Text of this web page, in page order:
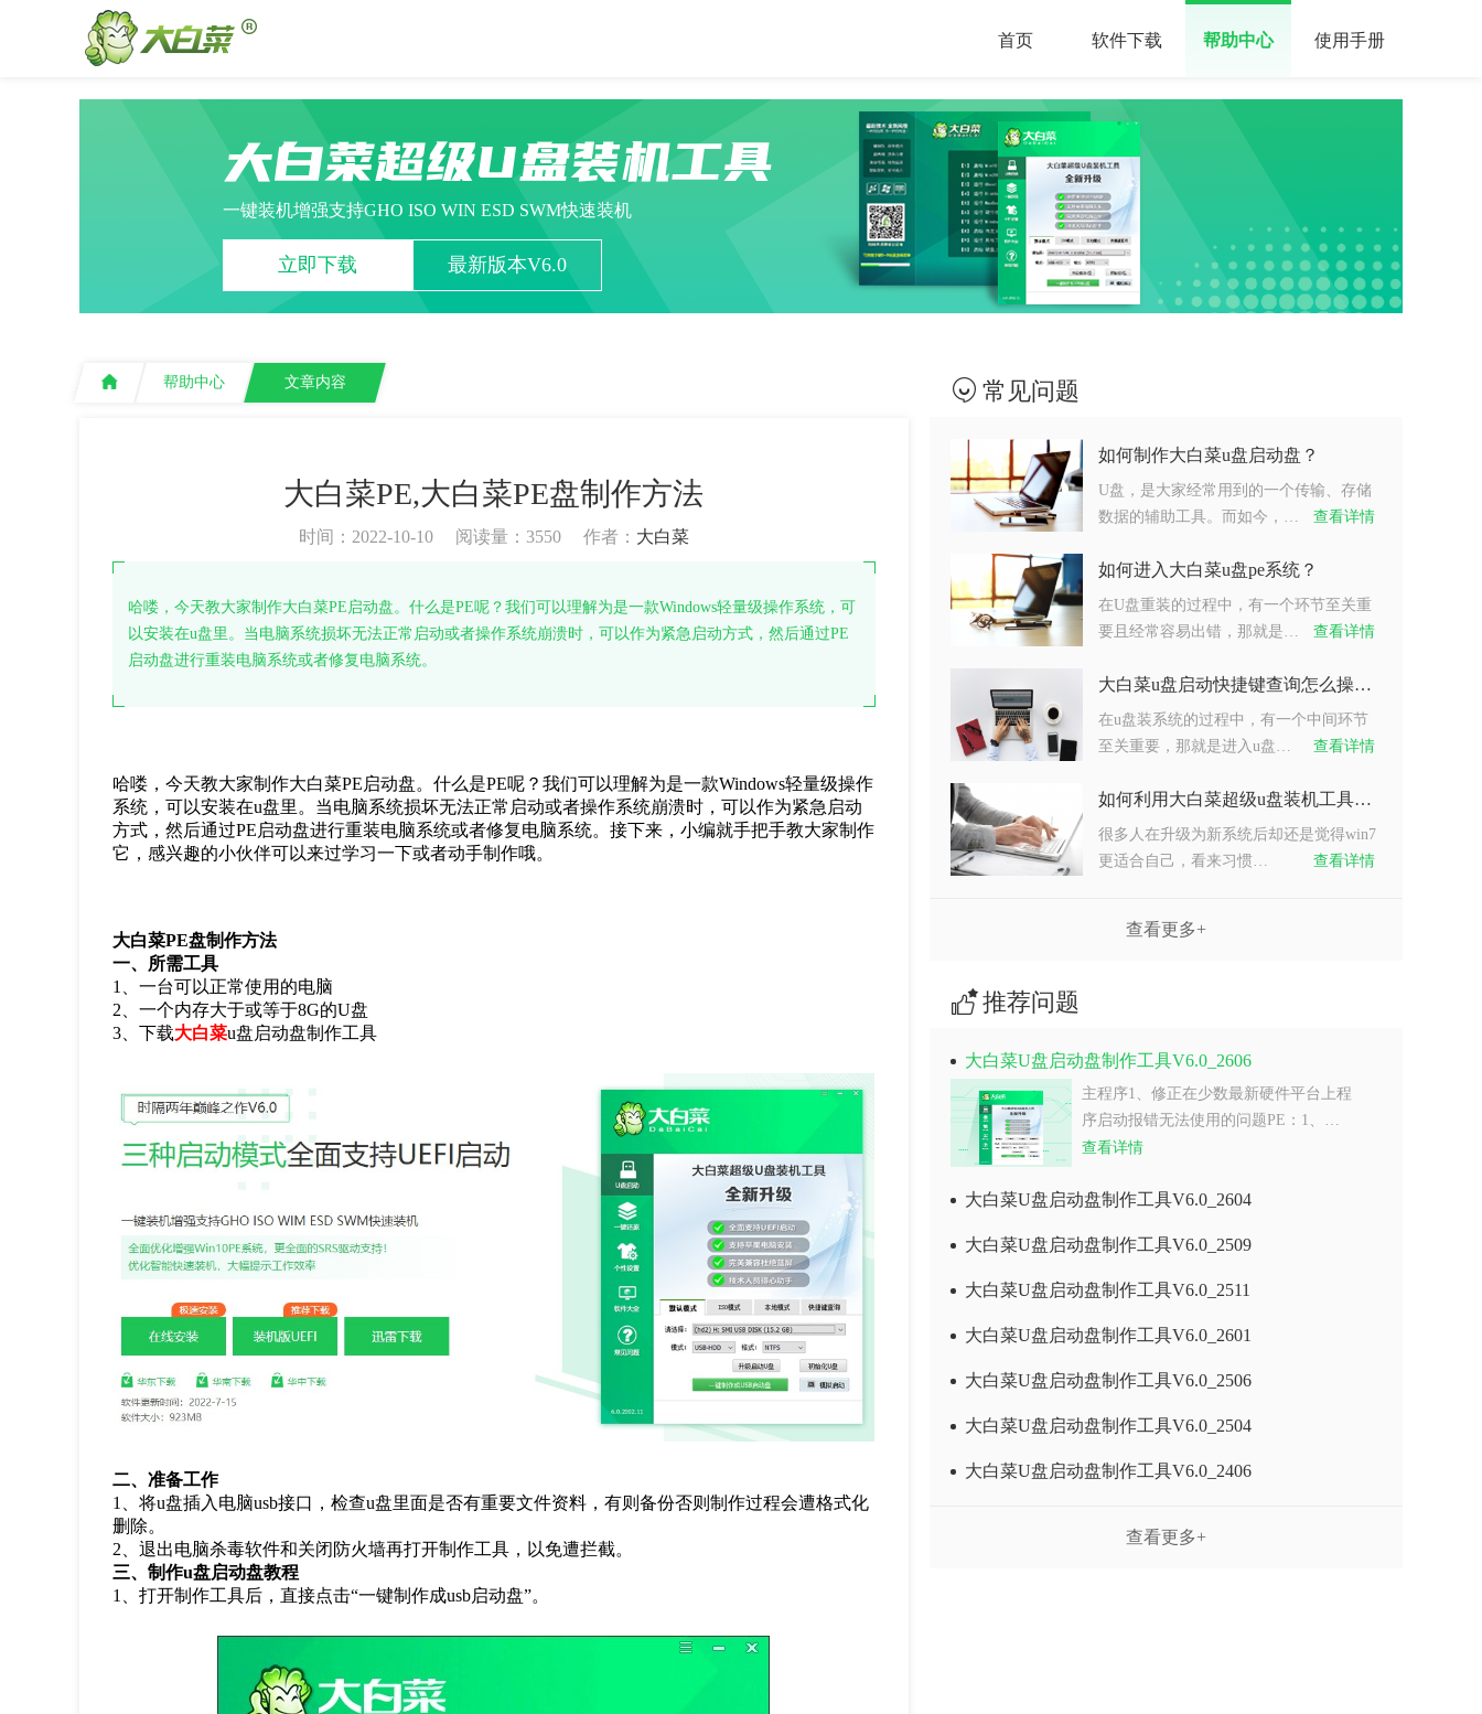
首页 软件下载 帮助中心 使用手册
大白菜超级U盘装机工具
一键装机增强支持GHO ISO WIN ESD SWM快速装机
立即下载 最新版本V6.0
帮助中心 文章内容
大白菜PE,大白菜PE盘制作方法
时间：2022-10-10 阅读量： 3550 作者： 大白菜
哈喽，今天教大家制作大白菜PE启动盘。什么是PE呢？我们可以理解为是一款Windows轻量级操作系统，可
以安装在u盘里。当电脑系统损坏无法正常启动或者操作系统崩溃时，可以作为紧急启动方式，然后通过PE
启动盘进行重装电脑系统或者修复电脑系统。
哈喽，今天教大家制作大白菜PE 启动盘。什么是PE呢？我们可以理解为是一款Windows轻量级操作
系统，可以安装在u盘里。当电脑系统损坏无法正常启动或者操作系统崩溃时，可以作为紧急启动
方式，然后通过PE 启动盘进行重装电脑系统或者修复电脑系统。接下来，小编就手把手教大家制作
它，感兴趣的小伙伴可以来过学习一下或者动手制作哦。
大白菜PE盘制作方法
一、所需工具
1
、一台可以正常使用的电脑
2 、一个内存大于或等于8G的U盘
3 、下载大白菜u盘启动盘制作工具
二、准备工作
1
、将u盘插入电脑usb接口，检查u盘里面是否有重要文件资料，有则备份否则制作过程会遭格式化
删除。
2 、退出电脑杀毒软件和关闭防火墙再打开制作工具，以免遭拦截。
三、制作u盘启动盘教程
1
、打开制作工具后，直接点击“一键制作成usb启动盘”。
常见问题
如何制作大白菜u盘启动盘？
U盘，是大家经常用到的一个传输、存储
数据的辅助工具。而如今，…
查看详情
如何进入大白菜u盘pe系统？
在U盘重装的过程中，有一个环节至关重
要且经常容易出错，那就是…
查看详情
大白菜u盘启动快捷键查询怎么操作？
在u盘装系统的过程中，有一个中间环节
至关重要，那就是进入u盘…
查看详情
如何利用大白菜超级u盘装机工具重装系统win7？
很多人在升级为新系统后却还是觉得win7
更适合自己，看来习惯…
查看详情
查看更多+
推荐问题
大白菜U盘启动盘制作工具V6.0_2606
主程序1、修正在少数最新硬件平台上程
序启动报错无法使用的问题PE：1、…
查看详情
大白菜U盘启动盘制作工具V6.0_2604
大白菜U盘启动盘制作工具V6.0_2509
大白菜U盘启动盘制作工具V6.0_2511
大白菜U盘启动盘制作工具V6.0_2601
大白菜U盘启动盘制作工具V6.0_2506
大白菜U盘启动盘制作工具V6.0_2504
大白菜U盘启动盘制作工具V6.0_2406
查看更多+